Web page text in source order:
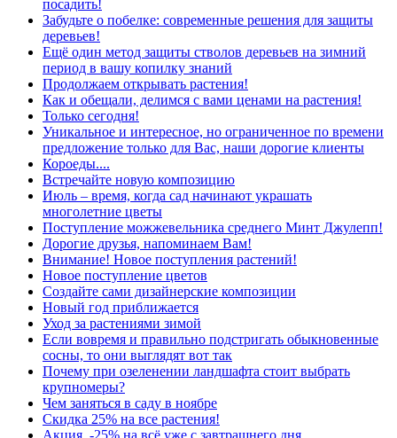
посадить!
Забудьте о побелке: современные решения для защиты
деревьев!
Ещё один метод защиты стволов деревьев на зимний
период в вашу копилку знаний
Продолжаем открывать растения!
Как и обещали, делимся с вами ценами на растения!
Только сегодня!
Уникальное и интересное, но ограниченное по времени
предложение только для Вас, наши дорогие клиенты
Короеды....
Встречайте новую композицию
Июль – время, когда сад начинают украшать
многолетние цветы
Поступление можжевельника среднего Минт Джулепп!
Дорогие друзья, напоминаем Вам!
Внимание! Новое поступления растений!
Новое поступление цветов
Создайте сами дизайнерские композиции
Новый год приближается
Уход за растениями зимой
Если вовремя и правильно подстригать обыкновенные
сосны, то они выглядят вот так
Почему при озеленении ландшафта стоит выбрать
крупномеры?
Чем заняться в саду в ноябре
Скидка 25% на все растения!
Акция -25% на всё уже с завтрашнего дня